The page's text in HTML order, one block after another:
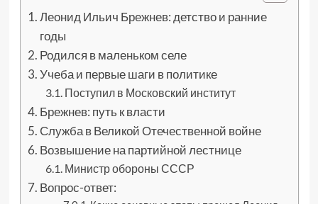
Леонид Ильич Брежнев: детство и ранние
годы
Родился в маленьком селе
Учеба и первые шаги в политике
Поступил в Московский институт
Брежнев: путь к власти
Служба в Великой Отечественной войне
Возвышение на партийной лестнице
Министр обороны СССР
Вопрос-ответ: